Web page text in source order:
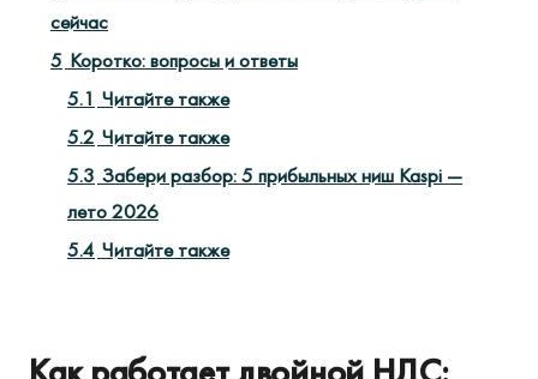
сейчас
5 Коротко: вопросы и ответы
5.1 Читайте также
5.2 Читайте также
5.3 Забери разбор: 5 прибыльных ниш Kaspi —
лето 2026
5.4 Читайте также